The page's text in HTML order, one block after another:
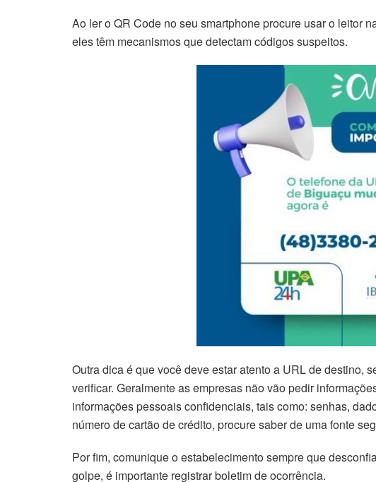
Ao ler o QR Code no seu smartphone procure usar o leitor
eles têm mecanismos que detectam códigos suspeitos.
Outra dica é que você deve estar atento a URL de destino,
verificar. Geralmente as empresas não vão pedir
informações pessoais confidenciais, tais como: senhas,
número de cartão de crédito, procure saber de uma fonte
Por fim, comunique o estabelecimento sempre que
golpe, é importante registrar boletim de ocorrência.